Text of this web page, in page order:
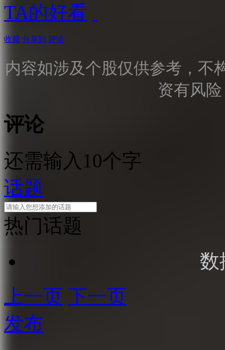
TA的好看
收藏 分享到 评论
内容如涉及个股仅供参考，不
资有风
评论
还需输入10个字
话题
热门话题
数
上一页 下一页
发布